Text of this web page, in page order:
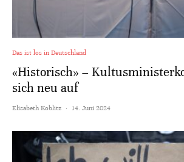
Das ist los in Deutschland
«Historisch» –
sich neu auf
Elisabeth Koblitz · 14. Juni 2024